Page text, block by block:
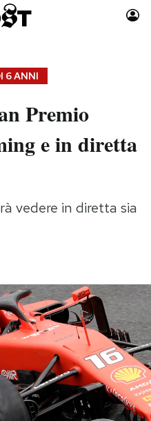
Moda
Consumismi
Media
6 ANNI
Premio
e in diretta
vedere in diretta sia